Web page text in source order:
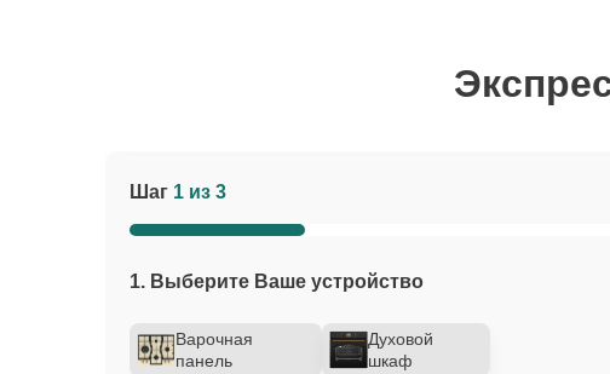
Шаг 1 из 3
1. Выберите Ваше устройство
Варочная
панель
Духовой
шкаф